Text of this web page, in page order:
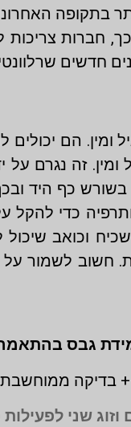
חברות צריכות
חדשים
הם יכולים
זה נגרם על
כף היד
כדי להקל
שיכול
חשוב לשמור
בדיקה
וזוג שני